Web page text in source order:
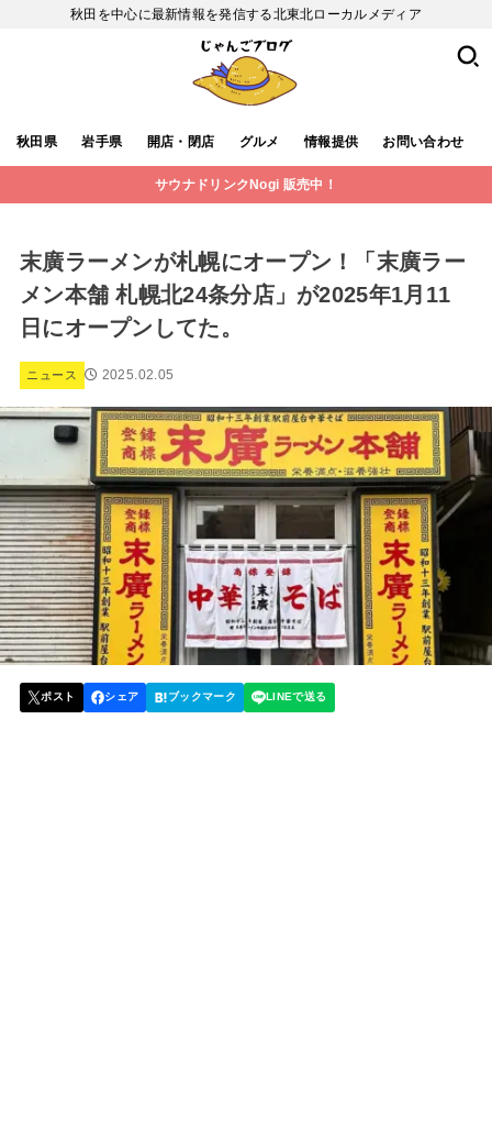
秋田を中心に最新情報を発信する北東北ローカルメディア
秋田県 岩手県 開店・閉店 グルメ 情報提供 お問い合わせ
サウナドリンクNogi 販売中！
末廣ラーメンが札幌にオープン！「末廣ラー
メン本舗 札幌北24条分店」が2025年1月11
日にオープンしてた。
ニュース 2025.02.05